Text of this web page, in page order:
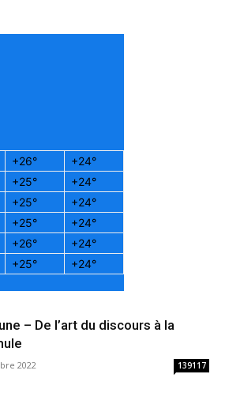
+26° +24°
+25° +24°
+25° +24°
+25° +24°
+26° +24°
+25° +24°
– De l’art du discours à la
2022 139117